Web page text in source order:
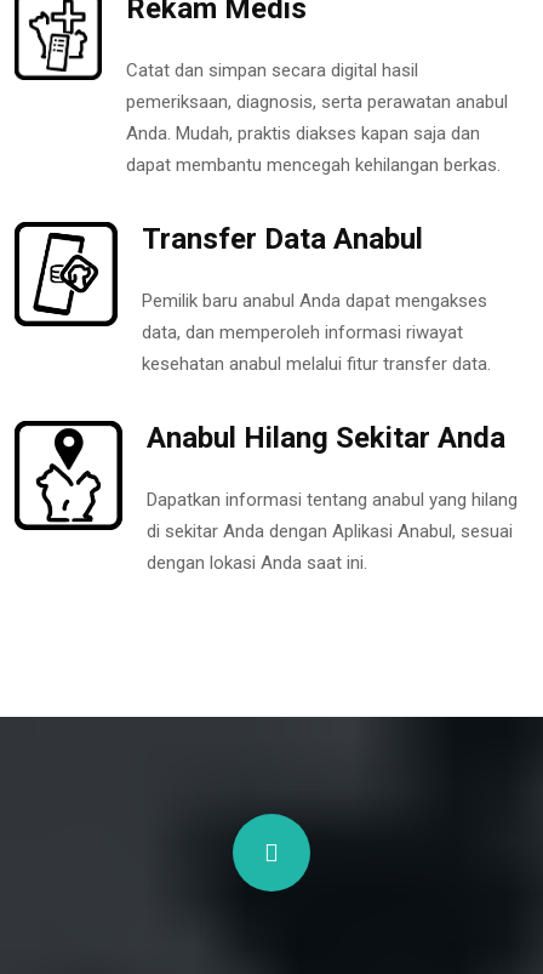
Rekam Medis
Catat dan simpan secara digital hasil
pemeriksaan, diagnosis, serta perawatan anabul
Anda. Mudah, praktis diakses kapan saja dan
dapat membantu mencegah kehilangan berkas.
Transfer Data Anabul
Pemilik baru anabul Anda dapat mengakses
data, dan memperoleh informasi riwayat
kesehatan anabul melalui fitur transfer data.
Anabul Hilang Sekitar Anda
Dapatkan informasi tentang anabul yang hilang
di sekitar Anda dengan Aplikasi Anabul, sesuai
dengan lokasi Anda saat ini.